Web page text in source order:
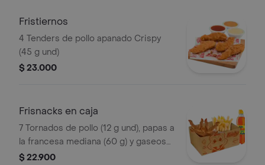
Fristiernos
4 Tenders de pollo apanado Crispy
(45 g und)
$ 23.000
Frisnacks en caja
7 Tornados de pollo (12 g und), papas a
la francesa mediana (60 g) y gaseosa
(470 ml)
$ 22.900